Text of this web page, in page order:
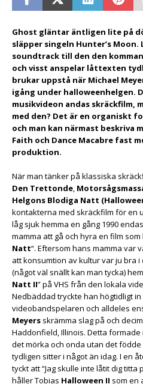
Ghost gläntar äntligen lite på
släpper singeln Hunter’s
soundtrack till den den
och visst anspelar låttexten
brukar uppstå när Michael
igång under halloweenhelgen.
musikvideon andas skräckfilm,
med den? Det är en organiskt
och man kan närmast beskriva
Faith och Dance Macabre fast
produktion.
När man tänker på klassiska
Den Trettonde,
Helgons Blodiga Natt
kontakterna med skräckfilm för en
låg sjuk hemma en gång 1990
mamma att gå och hyra en film som
Natt“. Eftersom hans mamma var
att konsumtion av kultur var ju bra
(något väl snällt kan man tycka)
Natt II” på VHS från den lokala
Nedbäddad tryckte han högtidligt
videobandspelaren och alldeles
Meyers skrämma slag på och
Haddonfield, Illinois. Detta
det mörka och onda utan det
tydligen sitter i något än idag. I en
tyckt att “Jag skulle inte låtit dig titta
håller Tobias Halloween II som en